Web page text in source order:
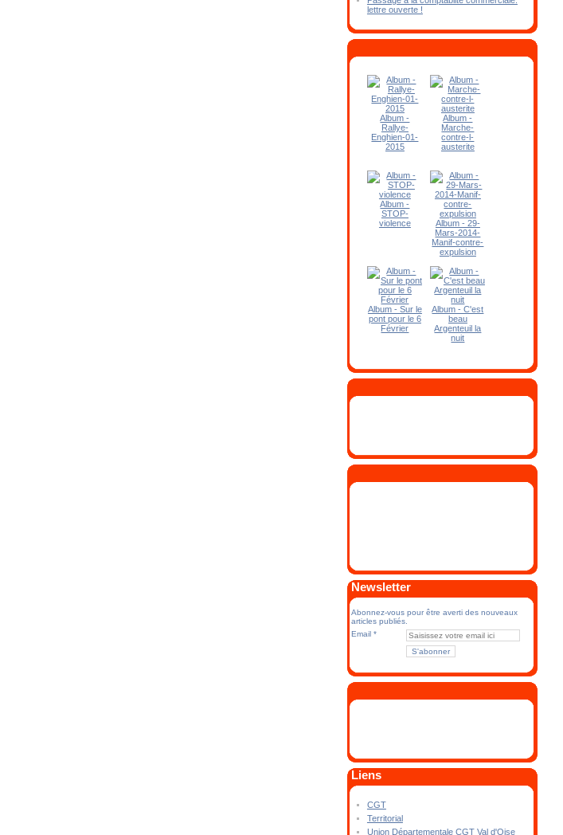
lettre ouverte !
Album -
Rallye-
Enghien-01-
2015
Album -
Marche-
contre-l-
austerite
Album -
STOP-
violence
Album - 29-
Mars-2014-
Manif-contre-
expulsion
Album - Sur le
pont pour le 6
Février
Album - C'est
beau
Argenteuil la
nuit
Newsletter
Abonnez-vous pour être averti des nouveaux
articles publiés.
Email
Liens
CGT
Territorial
Union Départementale CGT Val d'Oise